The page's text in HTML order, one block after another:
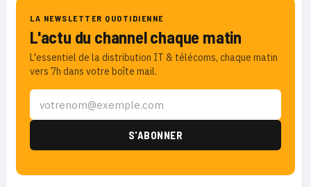
LA NEWSLETTER QUOTIDIENNE
L'actu du channel chaque matin
L'essentiel de la distribution IT & télécoms, chaque matin
vers 7h dans votre boîte mail.